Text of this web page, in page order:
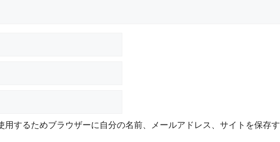
用するためブラウザーに自分の名前、メールアドレス、サイトを保存す